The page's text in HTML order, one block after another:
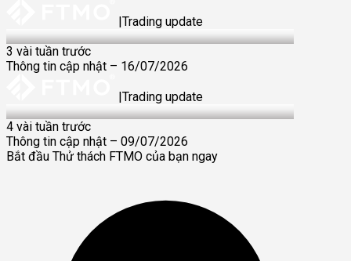
|Trading update
16 Jul 2026
3 vài tuần trước
Thông tin cập nhật – 16/07/2026
|Trading update
9 Jul 2026
4 vài tuần trước
Thông tin cập nhật – 09/07/2026
Bắt đầu Thử thách FTMO của bạn ngay